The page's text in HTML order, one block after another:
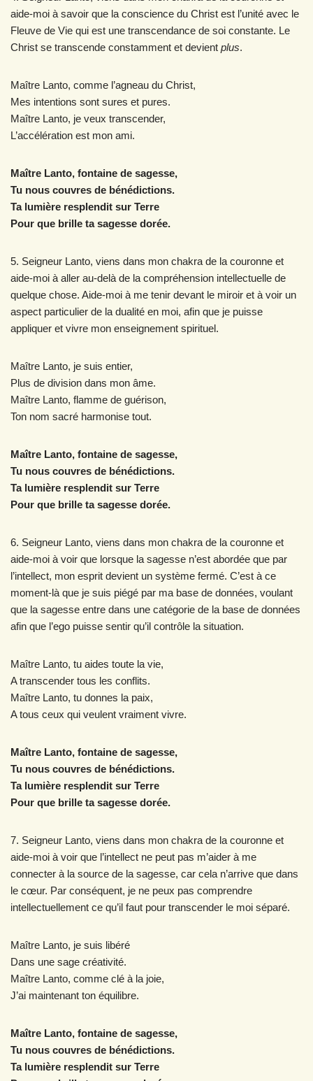
aide-moi à savoir que la conscience du Christ est l’unité avec le
Fleuve de Vie qui est une transcendance de soi constante. Le
Christ se transcende constamment et devient plus.
Maître Lanto, comme l’agneau du Christ,
Mes intentions sont sures et pures.
Maître Lanto, je veux transcender,
L’accélération est mon ami.
Maître Lanto, fontaine de sagesse,
Tu nous couvres de bénédictions.
Ta lumière resplendit sur Terre
Pour que brille ta sagesse dorée.
5. Seigneur Lanto, viens dans mon chakra de la couronne et
aide-moi à aller au-delà de la compréhension intellectuelle de
quelque chose. Aide-moi à me tenir devant le miroir et à voir un
aspect particulier de la dualité en moi, afin que je puisse
appliquer et vivre mon enseignement spirituel.
Maître Lanto, je suis entier,
Plus de division dans mon âme.
Maître Lanto, flamme de guérison,
Ton nom sacré harmonise tout.
Maître Lanto, fontaine de sagesse,
Tu nous couvres de bénédictions.
Ta lumière resplendit sur Terre
Pour que brille ta sagesse dorée.
6. Seigneur Lanto, viens dans mon chakra de la couronne et
aide-moi à voir que lorsque la sagesse n’est abordée que par
l’intellect, mon esprit devient un système fermé. C’est à ce
moment-là que je suis piégé par ma base de données, voulant
que la sagesse entre dans une catégorie de la base de données
afin que l’ego puisse sentir qu’il contrôle la situation.
Maître Lanto, tu aides toute la vie,
A transcender tous les conflits.
Maître Lanto, tu donnes la paix,
A tous ceux qui veulent vraiment vivre.
Maître Lanto, fontaine de sagesse,
Tu nous couvres de bénédictions.
Ta lumière resplendit sur Terre
Pour que brille ta sagesse dorée.
7. Seigneur Lanto, viens dans mon chakra de la couronne et
aide-moi à voir que l’intellect ne peut pas m’aider à me
connecter à la source de la sagesse, car cela n’arrive que dans
le cœur. Par conséquent, je ne peux pas comprendre
intellectuellement ce qu’il faut pour transcender le moi séparé.
Maître Lanto, je suis libéré
Dans une sage créativité.
Maître Lanto, comme clé à la joie,
J’ai maintenant ton équilibre.
Maître Lanto, fontaine de sagesse,
Tu nous couvres de bénédictions.
Ta lumière resplendit sur Terre